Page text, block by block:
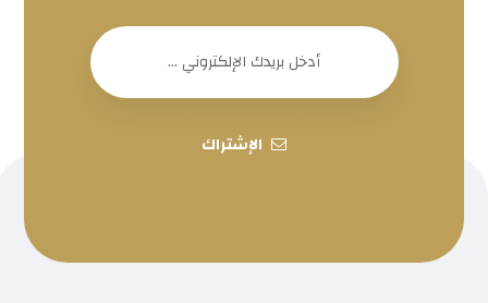
الإشتراك